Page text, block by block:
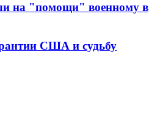
на "помощи" военному в
США и судьбу